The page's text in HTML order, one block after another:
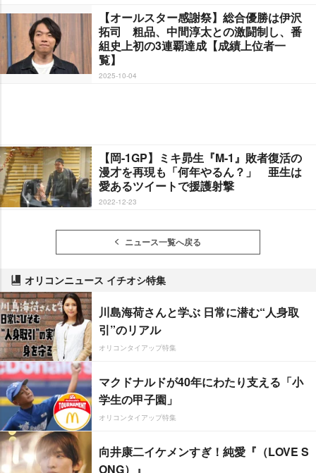
【オールスター感謝祭】総合優勝は伊沢
拓司 粗品、中間淳太との激闘制し、番
組史上初の3連覇達成【成績上位者一
覧】
2025-10-04
【岡-1GP】ミキ昴生『M-1』敗者復活の
漫才を再現も「何年やるん？」 亜生は
愛あるツイートで援護射撃
2022-12-23
ニュース一覧へ戻る
オリコンニュース イチオシ特集
川島海荷さんと学ぶ 日常に潜む“人身取
引”のリアル
オリコンタイアップ特集
マクドナルドが40年にわたり支える「小
学生の甲子園」
オリコンタイアップ特集
向井康二イケメンすぎ！純愛『（LOVE S
ONG）』